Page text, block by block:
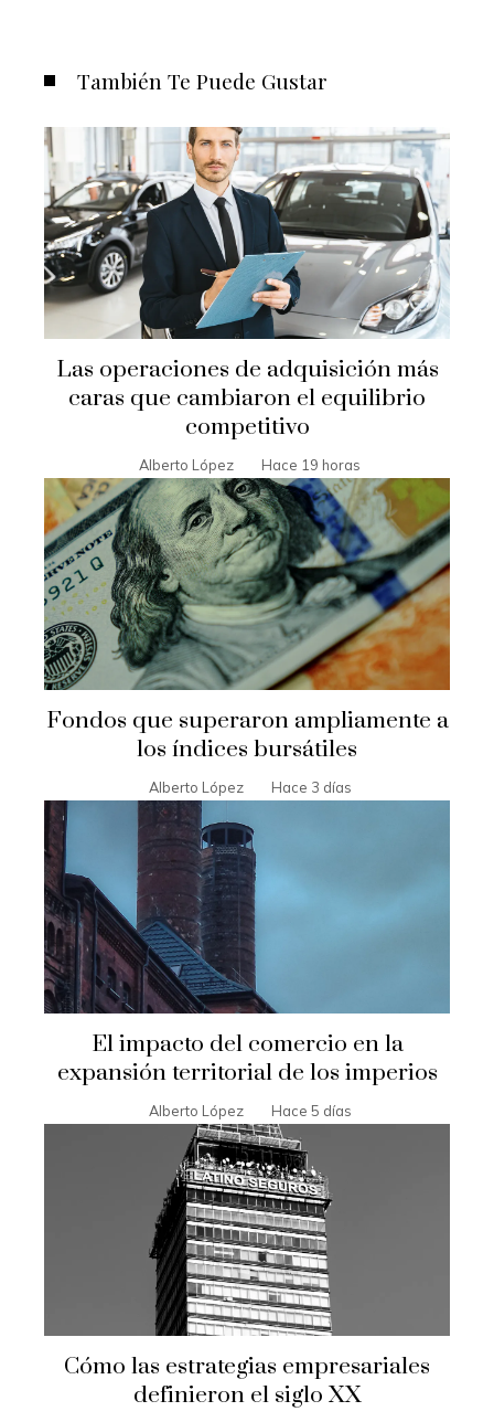
También Te Puede Gustar
Las operaciones de adquisición más
caras que cambiaron el equilibrio
competitivo
Alberto López Hace 19 horas
Fondos que superaron ampliamente a
los índices bursátiles
Alberto López Hace 3 días
El impacto del comercio en la
expansión territorial de los imperios
Alberto López Hace 5 días
Cómo las estrategias empresariales
definieron el siglo XX